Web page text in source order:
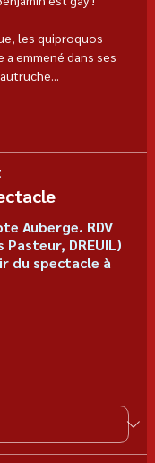
les quiproquos
emmené dans ses
Auberge. RDV
DREUIL)
du spectacle à